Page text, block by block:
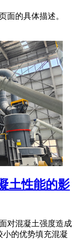
面的具体描述。
土性能的影
对混凝土强度造成
小的优势填充混凝